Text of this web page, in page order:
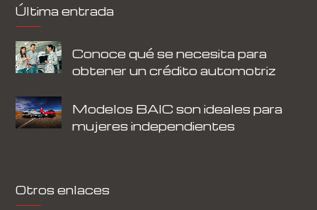
Última entrada
Conoce qué se necesita para
obtener un crédito automotriz
Modelos BAIC son ideales para
mujeres independientes
Otros enlaces